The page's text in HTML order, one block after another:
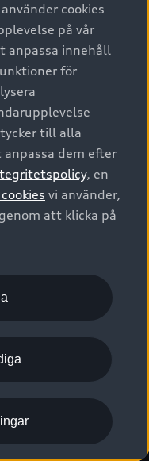
min bil av detta?
dataläcka
Reserved.
AG
cookies
på vår
anpassa innehåll
för
till alla
anpassa dem efter
, en
vi använder,
att klicka på